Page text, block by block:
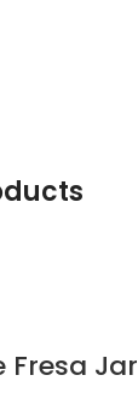
Fresa Jar